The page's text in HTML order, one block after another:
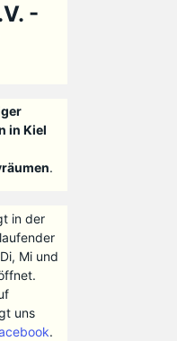
-
in Kiel
.
in der
Mi und
uns
.